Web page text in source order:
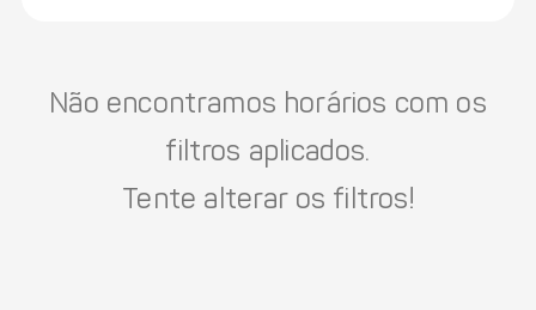
Não encontramos horários com os
filtros aplicados.
Tente alterar os filtros!